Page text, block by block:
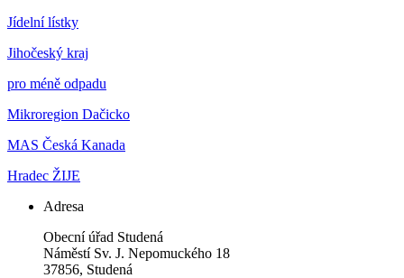
Jídelní lístky
Jihočeský kraj
pro méně odpadu
Mikroregion Dačicko
MAS Česká Kanada
Hradec ŽIJE
Adresa
Obecní úřad Studená
Náměstí Sv. J. Nepomuckého 18
37856, Studená